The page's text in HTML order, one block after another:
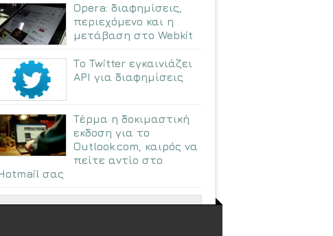
Opera: διαφημίσεις,
περιεχόμενο και η
μετάβαση στο Webkit
Το Twitter εγκαινιάζει
API για διαφημίσεις
Τέρμα η δοκιμαστική
εκδοση για το
Outlook.com, καιρός να
πείτε αντίο στο
σας